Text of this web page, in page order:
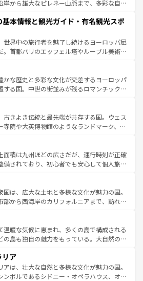
など、絶品のイタリア料理を堪能することも
イタリアで、忘れられない旅をしてみよう！
イタリア情報は
岸から雄大なピレネー山脈まで、多彩な自然
この国では、情熱的なフラメンコ、熱気あふ
して美味しいタパスが生活の一部となってい
リードの洗練された雰囲気や、バルセロナの
た街角から、地方では古代ローマ遺跡や中世
よって風土や気候が異なるスペインはその個
性で訪れる人を魅了する。 なお、新着のスペイン情報は コ
を参照してほしい。
基本情報と観光ガイド・有名観光スポ
世界中の旅行者を魅了し続けるヨーロッパ屈
。首都パリのエッフェル塔やルーブル美術館
力が詰まっている。華麗な宮殿、歴史的な大
ビーチ、そして豊かな自然が、訪れる者を心
。また、フランスは美食の国としても知ら
パンの発祥地であるランス、プロヴァンスの
ンダー畑など、多彩な楽しみ方が可能だ。さ
外の地域にも魅力が溢れており、どの街角に
を運ぶとそれぞれで全く異なる文化を体験で
きるだろう。 なお、新着のフランス情報はコンテンツ一覧
しい。
かな歴史と多彩な文化が交差するヨーロッパ
する国。中世の街並みが残るロマンチック街
国は、どこを歩いても飽きることがない。ベ
的活気、バイエルン州のアルプスの絶景、そ
沿いのワイン畑といった風景は必見。ビール
にはぜひ体験してほしい。 なお、新着の
コンテンツ一覧を参照してほしい。
古きよき伝統と最先端が共存する国。ウェス
寺院や大英博物館のようなランドマーク、歴
なる魅力がある。また、優雅なアフタヌーン
ル好きにはたまらない英国パブ、サッカー観
だからこそできる体験も豊富。イギリスを旅
照してほしい。
面積は九州ほどの広さだが、運行時刻が正確
備されており、初心者でも安心して個人旅行
まま残る町や、スイスならではのユニークな
、アルプス観光だけでなく町歩きも満喫する
。国民の所得が高いため物価も高いが、旅行
料で観光を楽しむこともできる。 なお、新
報はコンテンツ一覧 を参照してほしい。
国は、広大な土地と多様な文化が魅力の国。
部から西海岸のカリフォルニアまで、訪れる
都市は、観光、ショッピング、エンターテイ
まった刺激的なスポットだ。一方、アメリカ
然が広がり、グランドキャニオンやイエロー
ーリンズでは、音楽と美食が融合した独特の
旅行者はアメリカの各地域で異なる魅力を楽
その多様性と豊かな歴史を感じることができ
温暖な気候に恵まれ、多くの島で構成される
の島も独自の魅力をもっている。大自然の神
せない。また、定番の観光地といえばオアフ
な自然を求めるならマウイ島やカウアイ島が
メラルドグリーンに輝く海をはじめ、豊かな
リア
アは、壮大な自然と多様な文化が魅力の国。
ンボルであるシドニー・オペラハウス、オー